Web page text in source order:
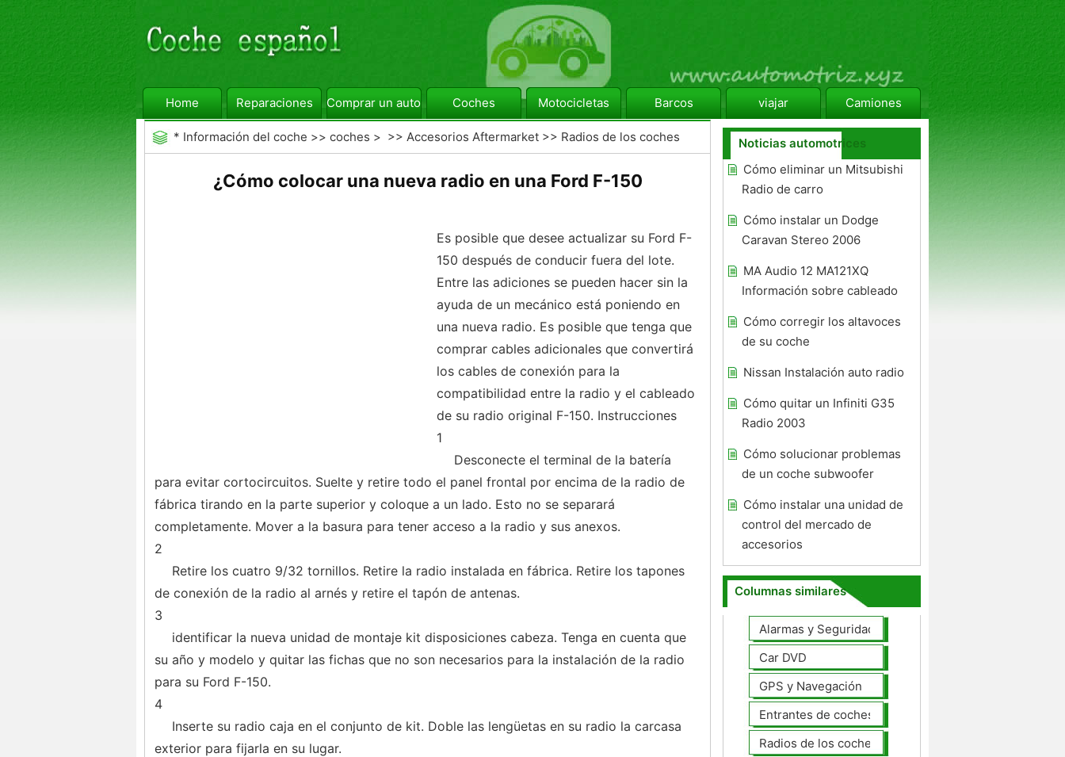
Home Reparaciones Comprar un automóvil Coches Motocicletas Barcos viajar Camiones
* Información del coche >> coches > >> Accesorios Aftermarket>> Radios de los coches
¿Cómo colocar una nueva radio en una Ford F-150
Es posible que desee actualizar su Ford F-
150 después de conducir fuera del lote.
Entre las adiciones se pueden hacer sin la
ayuda de un mecánico está poniendo en
una nueva radio. Es posible que tenga que
comprar cables adicionales que convertirá
los cables de conexión para la
compatibilidad entre la radio y el cableado
de su radio original F-150. Instrucciones
1
Desconecte el terminal de la batería
para evitar cortocircuitos. Suelte y retire todo el panel frontal por encima de la radio de
fábrica tirando en la parte superior y coloque a un lado. Esto no se separará
completamente. Mover a la basura para tener acceso a la radio y sus anexos.
2
Retire los cuatro 9/32 tornillos. Retire la radio instalada en fábrica. Retire los tapones
de conexión de la radio al arnés y retire el tapón de antenas.
3
identificar la nueva unidad de montaje kit disposiciones cabeza. Tenga en cuenta que
su año y modelo y quitar las fichas que no son necesarios para la instalación de la radio
para su Ford F-150.
4
Inserte su radio caja en el conjunto de kit. Doble las lengüetas en su radio la carcasa
exterior para fijarla en su lugar.
Noticias automotrices
Cómo eliminar un Mitsubishi
Radio de carro
Cómo instalar un Dodge
Caravan Stereo 2006
MA Audio 12 MA121XQ
Información sobre cableado
Cómo corregir los altavoces
de su coche
Nissan Instalación auto radio
Cómo quitar un Infiniti G35
Radio 2003
Cómo solucionar problemas
de un coche subwoofer
Cómo instalar una unidad de
control del mercado de
accesorios
Columnas similares
Alarmas y Seguridad
Car DVD
GPS y Navegación
Entrantes de coches
Radios de los coches